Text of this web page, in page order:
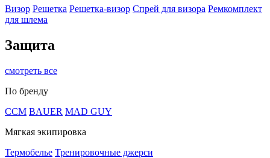
Визор Решетка Решетка-визор Спрей для визора Ремкомплект
для шлема
Защита
смотреть все
По бренду
CCM BAUER MAD GUY
Мягкая экипировка
Термобелье Тренировочные джерси